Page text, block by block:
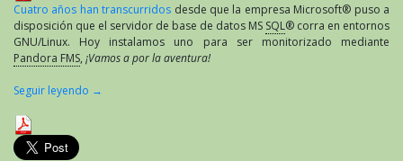
Cuatro años han transcurridos desde que la empresa Microsoft® puso a
disposición que el servidor de base de datos MS SQL® corra en entornos
GNU/Linux. Hoy instalamos uno para ser monitorizado mediante
Pandora FMS, ¡Vamos a por la aventura!
Seguir leyendo →